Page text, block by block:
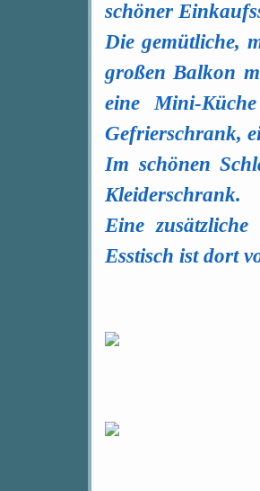
schöner
Die gemütliche,
großen Balkon
eine Mini-
Gefrierschrank,
Im schönen
Kleiderschrank.
Eine
Esstisch ist dort